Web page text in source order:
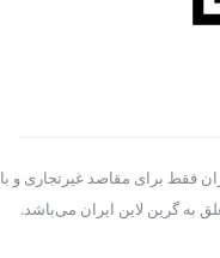
فقط برای مقاصد غیرتجاری و با
به گرین لاین ایران می‌باشد.